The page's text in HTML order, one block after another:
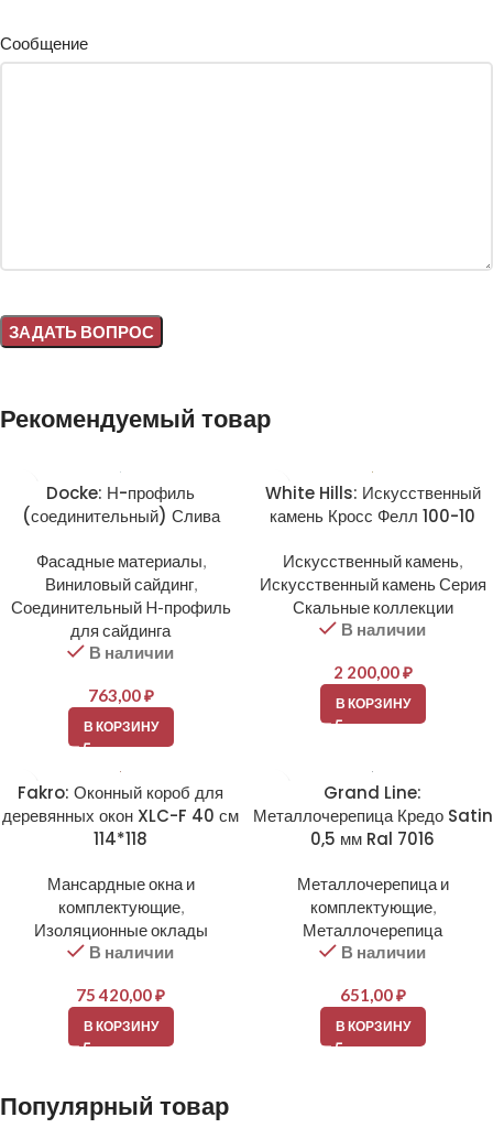
Сообщение
Рекомендуемый товар
Docke: Н-профиль
(соединительный) Слива
Фасадные материалы,
Виниловый сайдинг,
Соединительный H-профиль
для сайдинга
В наличии
763,00₽
В КОРЗИНУ
White Hills: Искусственный
камень Кросс Фелл 100-10
Искусственный камень,
Искусственный камень Серия
Скальные коллекции
В наличии
2 200,00₽
В КОРЗИНУ
Fakro: Оконный короб для
деревянных окон XLC-F 40 см
114*118
Мансардные окна и
комплектующие,
Изоляционные оклады
В наличии
75 420,00₽
В КОРЗИНУ
Grand Line:
Металлочерепица Кредо Satin
0,5 мм Ral 7016
Металлочерепица и
комплектующие,
Металлочерепица
В наличии
651,00₽
В КОРЗИНУ
Популярный товар